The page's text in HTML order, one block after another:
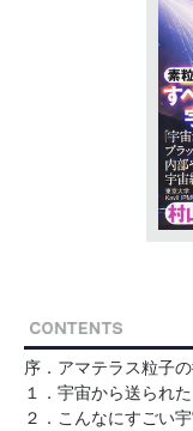
序．アマテラス粒子
１．宇宙から送られた
２．こんなにすごい